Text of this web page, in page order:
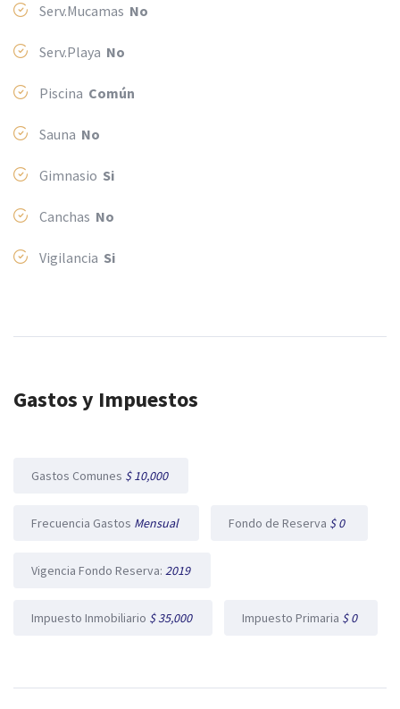
Serv.Mucamas No
Serv.Playa No
Piscina Común
Sauna No
Gimnasio Si
Canchas No
Vigilancia Si
Gastos y Impuestos
Gastos Comunes $ 10,000
Frecuencia Gastos Mensual Fondo de Reserva $ 0
Vigencia Fondo Reserva: 2019
Impuesto Inmobiliario $ 35,000 Impuesto Primaria $ 0